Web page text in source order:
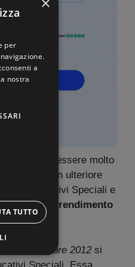
risulta essere molto
di fare un ulteriore
Educativi Speciali e
dell’Apprendimento
27 Dicembre 2012 si
per
a
nostra
TUTTO